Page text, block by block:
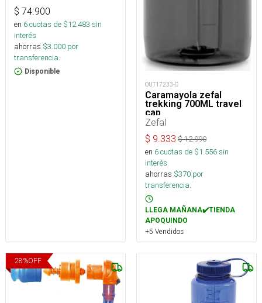
$ 74.900
en 6cuotas de $12.483 sin
interés
ahorras $3.000 por
transferencia.
Disponible
OUT17233-C
Caramayola zefal
trekking 700ML travel
cap
Zefal
$ 9.333 $12.990
en 6cuotas de $1.556sin
interés
ahorras $370 por
transferencia.
LLEGA MAÑANA✔️TIENDA
APOQUINDO
+5 Vendidos
28%OFF